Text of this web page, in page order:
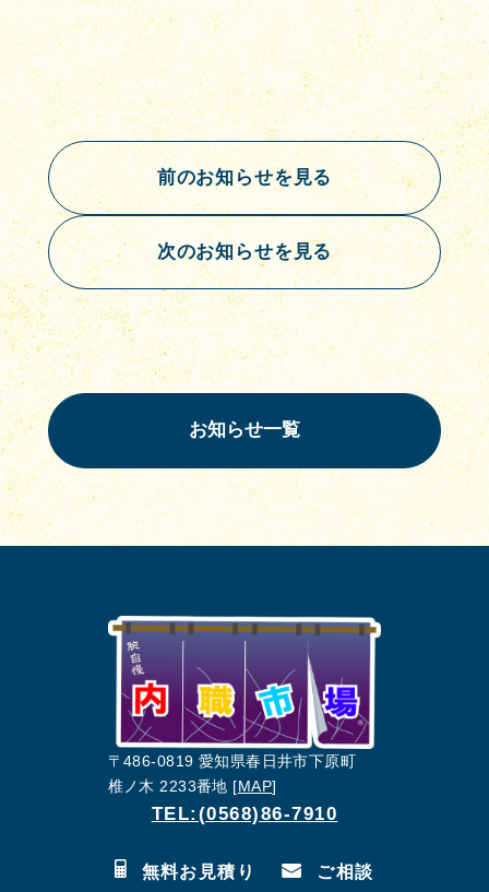
前のお知らせを見る
次のお知らせを見る
お知らせ一覧
〒486-0819 愛知県春日井市下原町
椎ノ木 2233番地 [MAP]
TEL:(0568)86-7910
無料お見積り ご相談